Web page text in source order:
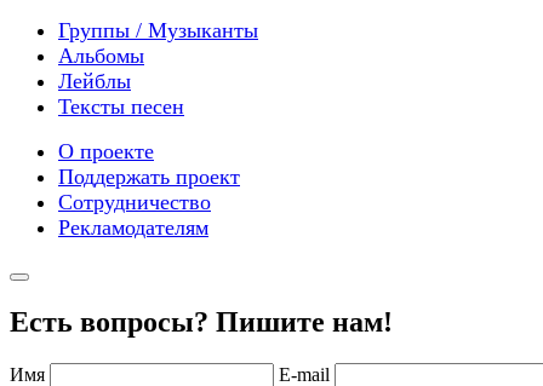
Группы / Музыканты
Альбомы
Лейблы
Тексты песен
О проекте
Поддержать проект
Сотрудничество
Рекламодателям
Есть вопросы? Пишите нам!
Имя E-mail